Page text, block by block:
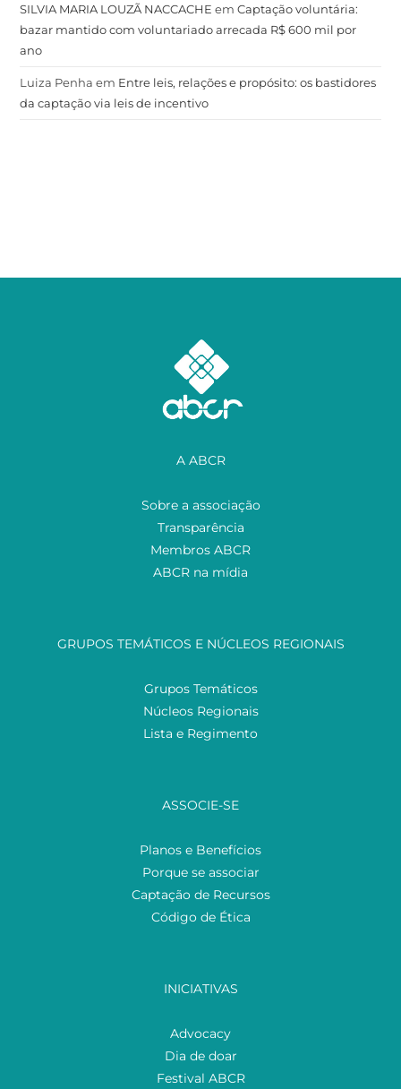
SILVIA MARIA LOUZÃ NACCACHE emCaptação voluntária:
bazar mantido com voluntariado arrecada R$ 600 mil por
ano
Luiza Penha em Entre leis, relações e propósito: os bastidores
da captação via leis de incentivo
A ABCR
Sobre a associação
Transparência
Membros ABCR
ABCR na mídia
GRUPOS TEMÁTICOS E NÚCLEOS REGIONAIS
Grupos Temáticos
Núcleos Regionais
Lista e Regimento
ASSOCIE-SE
Planos e Benefícios
Porque se associar
Captação de Recursos
Código de Ética
INICIATIVAS
Advocacy
Dia de doar
Festival ABCR